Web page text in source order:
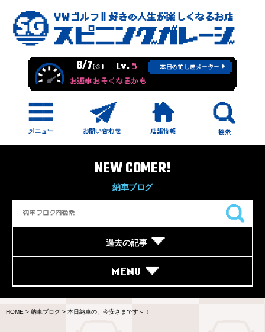
8/7(金) Lv. 5 本日の忙し度メーター
お返事おそくなるかも
NEW COMER!
納車ブログ
過去の記事
MENU
HOME > 納車ブログ > 本日納車の、今安さまです～！